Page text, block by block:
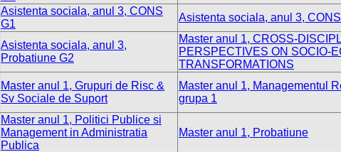
Asistenta sociala, anul 3, CONS
G1
Asistenta sociala, anul 3,
Asistenta sociala, anul 3,
Probatiune G2
Master anul 1, CROSS-
PERSPECTIVES ON SOCIO-
TRANSFORMATIONS
Master anul 1, Grupuri de Risc &
Sv Sociale de Suport
Master anul 1, Managementul
grupa 1
Master anul 1, Politici Publice si
Management in Administratia
Publica
Master anul 1, Probatiune